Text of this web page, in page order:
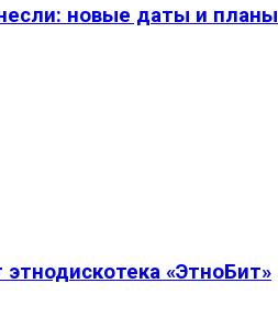
новые даты и планы
«ЭтноБит»